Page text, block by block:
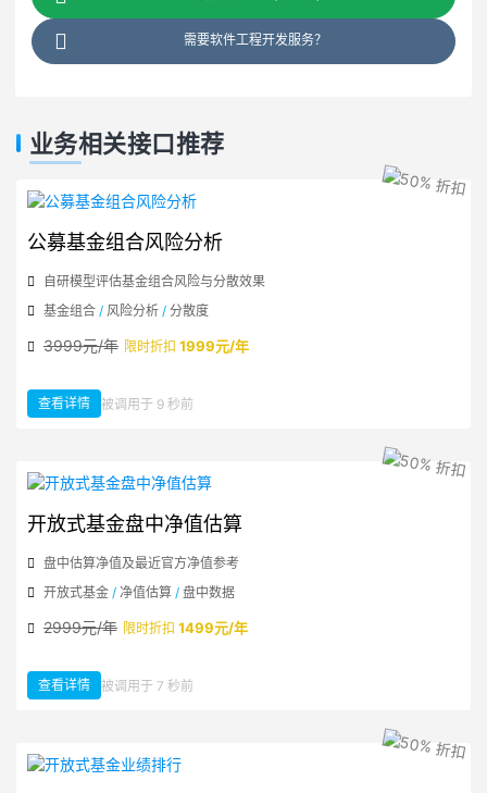
需要软件工程开发服务？
业务相关接口推荐
公募基金组合风险分析
自研模型评估基金组合风险与分散效果
基金组合 / 风险分析 / 分散度
3999元/年 限时折扣 1999元/年
查看详情：公募基金组合风险分析
被调用于 9 秒前
开放式基金盘中净值估算
盘中估算净值及最近官方净值参考
开放式基金 / 净值估算 / 盘中数据
2999元/年 限时折扣 1499元/年
查看详情：开放式基金盘中净值估算
被调用于 7 秒前